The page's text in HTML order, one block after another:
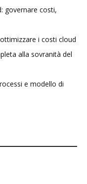
governare costi,
i costi cloud
alla sovranità del
e modello di